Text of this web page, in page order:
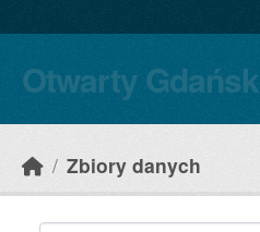
Otwarty Gdańsk
Zbiory danych